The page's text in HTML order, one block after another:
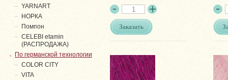
Заказать
YARNART
НОРКА
Помпон
СELEBI etamin
(РАСПРОДАЖА)
По германской технологии
COLOR CITY
VITA